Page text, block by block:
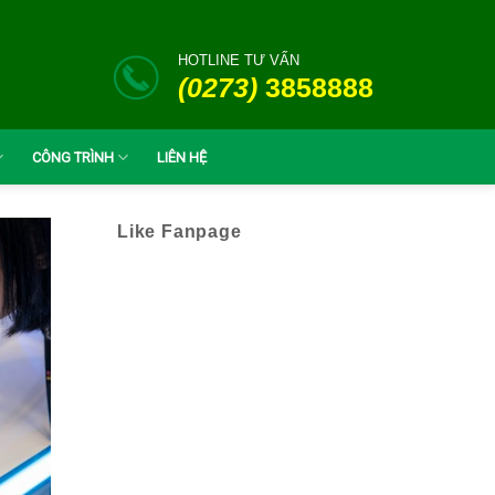
HOTLINE TƯ VẤN
(0273) 3858888
CÔNG TRÌNH LIÊN HỆ
Like Fanpage